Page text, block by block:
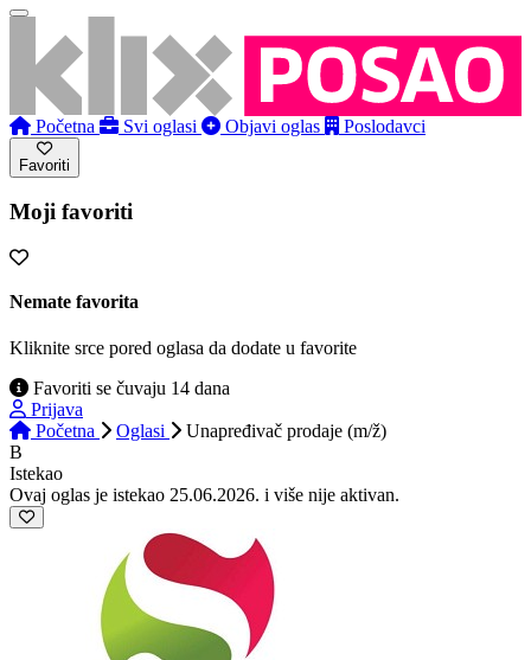
Početna Svi oglasi Objavi oglas Poslodavci
Favoriti
Moji favoriti
Nemate favorita
Kliknite srce pored oglasa da dodate u favorite
Favoriti se čuvaju 14 dana
Prijava
Početna
Oglasi
Unapređivač prodaje (m/ž)
B
Istekao
Ovaj oglas je istekao 25.06.2026. i više nije aktivan.